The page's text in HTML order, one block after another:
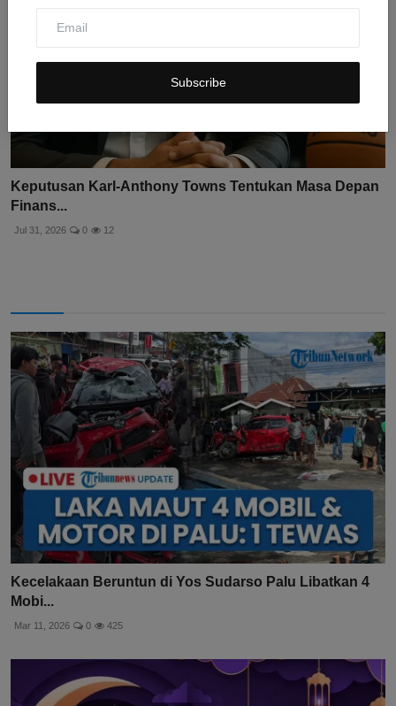
Subscribe
Keputusan Karl-Anthony Towns Tentukan Masa Depan
Finans...
Jul 31, 2026 0 12
Kecelakaan Beruntun di Yos Sudarso Palu Libatkan 4
Mobi...
Mar 11, 2026 0 425